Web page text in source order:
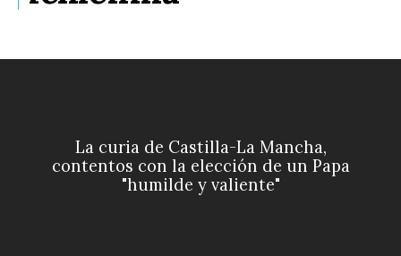
La curia de Castilla-La Mancha,
contentos con la elección de un Papa
"humilde y valiente"